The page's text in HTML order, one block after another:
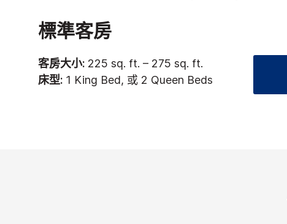
標準客房
客房大小: 225 sq. ft. – 275 sq. ft.
床型: 1 King Bed, 或 2 Queen Beds